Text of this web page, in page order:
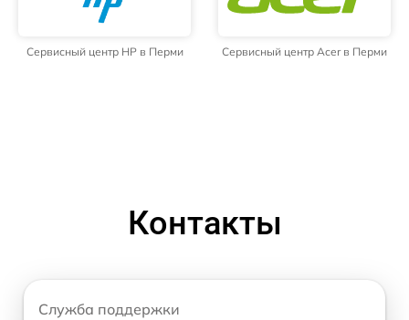
Сервисный центр HP в Перми Сервисный центр Acer в Перми
Контакты
Служба поддержки